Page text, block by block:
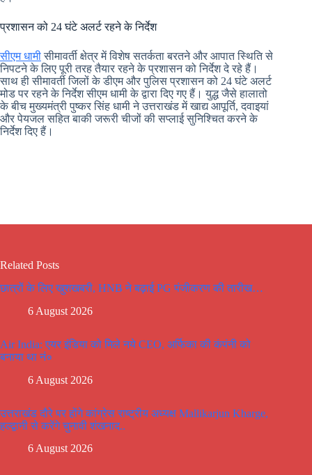
प्रशासन को 24 घंटे अलर्ट रहने के निर्देश
सीएम धामीसीमावर्ती क्षेत्र में विशेष सतर्कता बरतने और आपात स्थिति से
निपटने के लिए पूरी तरह तैयार रहने के प्रशासन को निर्देश दे रहे हैं।
साथ ही सीमावर्ती जिलों के डीएम और पुलिस प्रशासन को 24 घंटे अलर्ट
मोड पर रहने के निर्देश सीएम धामी के द्वारा दिए गए हैं। युद्ध जैसे हालातो
के बीच मुख्यमंत्री पुष्कर सिंह धामी ने उत्तराखंड में खाद्य आपूर्ति, दवाइयां
और पेयजल सहित बाकी जरूरी चीजों की सप्लाई सुनिश्चित करने के
निर्देश दिए हैं।
Related Posts
छात्रों के लिए खुशखबरी, HNB ने बढ़ाई PG पंजीकरण की तारीख…
6 August 2026
Air India: एयर इंडिया को मिले नये CEO, अर्फिका की कंपंनी को
बनाया था नं०
6 August 2026
उत्तराखंड दौरे पर होंगे कांग्रेस राष्ट्रीय अध्यक्ष Mallikarjun Kharge,
हल्द्वानी से करेंगे चुनावी शंखनाद..
6 August 2026